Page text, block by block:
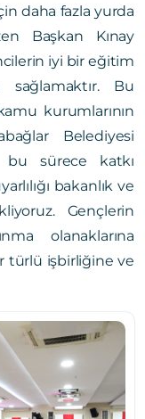
daha fazla yurda
Başkan Kınay
iyi bir eğitim
sağlamaktır. Bu
kurumlarının
Belediyesi
bu sürece katkı
bakanlık ve
Gençlerin
olanaklarına
türlü işbirliğine ve